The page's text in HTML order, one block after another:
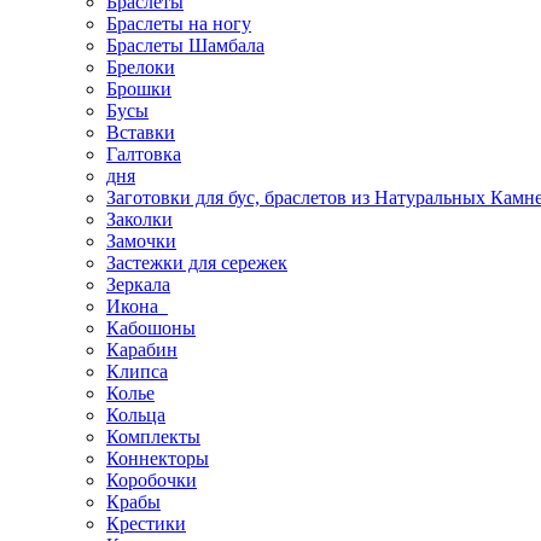
Браслеты на ногу
Браслеты Шамбала
Брелоки
Брошки
Бусы
Вставки
Галтовка
дня
Заготовки для бус, браслетов из Натуральных
Заколки
Замочки
Застежки для сережек
Зеркала
Икона
Кабошоны
Карабин
Клипса
Колье
Кольца
Комплекты
Коннекторы
Коробочки
Крабы
Крестики